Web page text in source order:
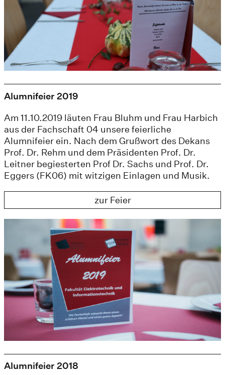
Alumnifeier 2019
Am 11.10.2019 läuten Frau Bluhm und Frau Harbich
aus der Fachschaft 04 unsere feierliche
Alumnifeier ein. Nach dem Grußwort des Dekans
Prof. Dr. Rehm und dem Präsidenten Prof. Dr.
Leitner begiesterten Prof Dr. Sachs und Prof. Dr.
Eggers (FK06) mit witzigen Einlagen und Musik.
zur Feier
Alumnifeier 2018